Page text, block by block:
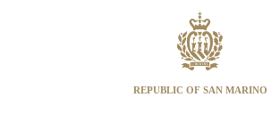
REPUBLIC OF SAN MARINO